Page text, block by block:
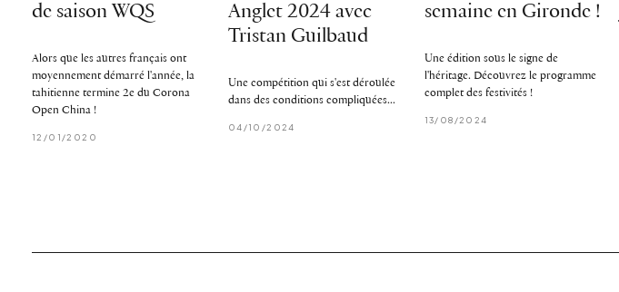
de saison WQS
Alors que les autres français ont
moyennement démarré l'année, la
tahitienne termine 2e du Corona
Open China !
12/01/2020
Anglet 2024 avec
Tristan Guilbaud
Une compétition qui s'est déroulée
dans des conditions compliquées...
04/10/2024
semaine en Gironde !
Une édition sous le signe de
l'héritage. Découvrez le programme
complet des festivités !
13/08/2024